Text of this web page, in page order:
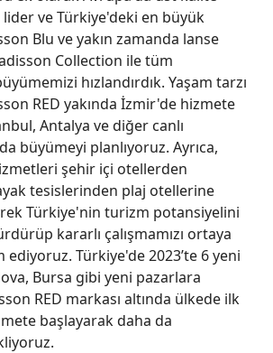
ve Türkiye'deki en büyük
Blu ve yakın zamanda lanse
Collection ile tüm
hızlandırdık. Yaşam tarzı
RED yakında İzmir'de hizmete
Antalya ve diğer canlı
büyümeyi planlıyoruz. Ayrıca,
şehir içi otellerden
tesislerinden plaj otellerine
Türkiye'nin turizm potansiyelini
kararlı çalışmamızı ortaya
ediyoruz. Türkiye'de 2023’te 6 yeni
Bursa gibi yeni pazarlara
RED markası altında ülkede ilk
başlayarak daha da